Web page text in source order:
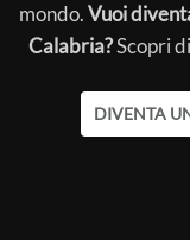
mondo.Vuoi
Calabria?Scopri
DIVENTA